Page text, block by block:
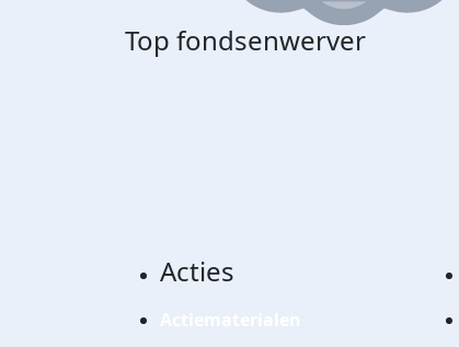
Top fondsenwerver
Acties